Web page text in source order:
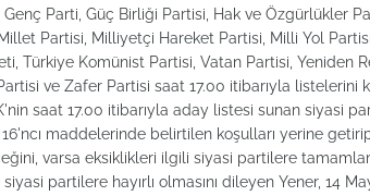
Parti, Güç Birliği Partisi, Hak ve Özgürlükler
Partisi, Milliyetçi Hareket Partisi, Milli Yol
Türkiye Komünist Partisi, Vatan Partisi, Yeniden
ve Zafer Partisi saat 17.00 itibarıyla listelerini
saat 17.00 itibarıyla aday listesi sunan siyasi
16'ncı maddelerinde belirtilen koşulları yerine
varsa eksiklikleri ilgili siyasi partilere
partilere hayırlı olmasını dileyen Yener, 14